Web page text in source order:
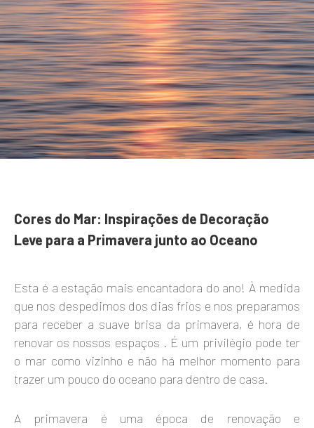
Cores do Mar: Inspirações de Decoração
Leve para a Primavera junto ao Oceano
Esta é a estação mais encantadora do ano! À medida
que nos despedimos dos dias frios e nos preparamos
para receber a suave brisa da primavera, é hora de
renovar os nossos espaços . É um privilégio pode ter
o mar como vizinho e não há melhor momento para
trazer um pouco do oceano para dentro de casa.
A primavera é uma época de renovação e